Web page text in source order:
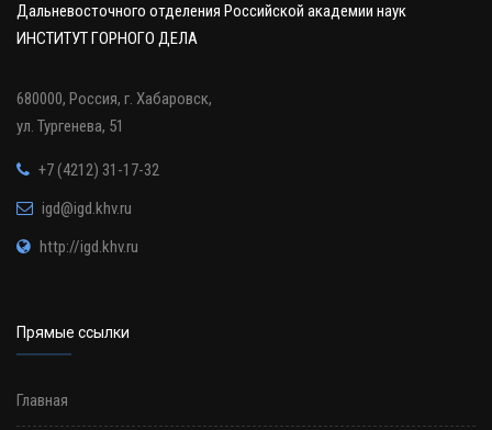
Дальневосточного отделения Российской академии наук
ИНСТИТУТ ГОРНОГО ДЕЛА
680000, Россия, г. Хабаровск,
ул. Тургенева, 51
+7 (4212) 31-17-32
igd@igd.khv.ru
http://igd.khv.ru
Прямые ссылки
Главная